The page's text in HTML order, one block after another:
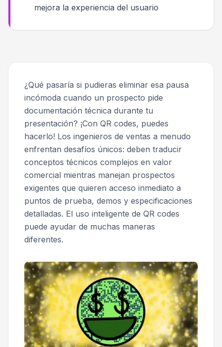
mejora la experiencia del usuario
¿Qué pasaría si pudieras eliminar esa pausa
incómoda cuando un prospecto pide
documentación técnica durante tu
presentación? ¡Con QR codes, puedes
hacerlo! Los ingenieros de ventas a menudo
enfrentan desafíos únicos: deben traducir
conceptos técnicos complejos en valor
comercial mientras manejan prospectos
exigentes que quieren acceso inmediato a
puntos de prueba, demos y especificaciones
detalladas. El uso inteligente de QR codes
puede ayudar de muchas maneras
diferentes.